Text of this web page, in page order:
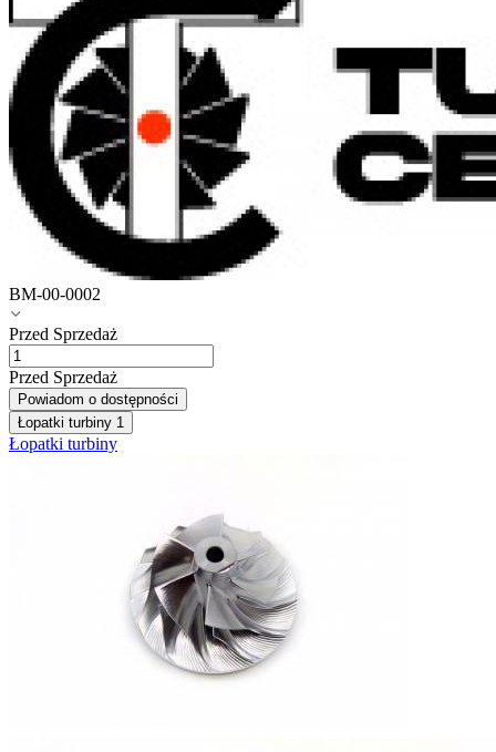
BM-00-0002
Przed Sprzedaż
Przed Sprzedaż
Powiadom o dostępności
Łopatki turbiny 1
Łopatki turbiny